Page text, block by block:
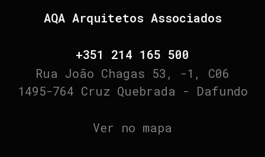
AQA Arquitetos Associados
+351 214 165 500
Rua João Chagas 53, -1, C06
1495-764 Cruz Quebrada - Dafundo
Ver no mapa